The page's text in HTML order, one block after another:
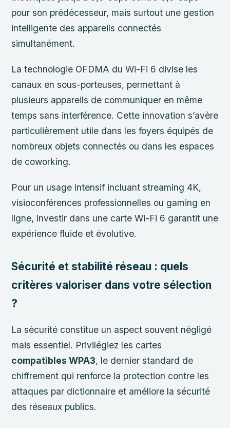
pour son prédécesseur, mais surtout une gestion
intelligente des appareils connectés
simultanément.
La technologie OFDMA du Wi-Fi 6 divise les
canaux en sous-porteuses, permettant à
plusieurs appareils de communiquer en même
temps sans interférence. Cette innovation s’avère
particulièrement utile dans les foyers équipés de
nombreux objets connectés ou dans les espaces
de coworking.
Pour un usage intensif incluant streaming 4K,
visioconférences professionnelles ou gaming en
ligne, investir dans une carte Wi-Fi 6 garantit une
expérience fluide et évolutive.
Sécurité et stabilité réseau : quels
critères valoriser dans votre sélection
?
La sécurité constitue un aspect souvent négligé
mais essentiel. Privilégiez les cartes
compatibles WPA3, le dernier standard de
chiffrement qui renforce la protection contre les
attaques par dictionnaire et améliore la sécurité
des réseaux publics.